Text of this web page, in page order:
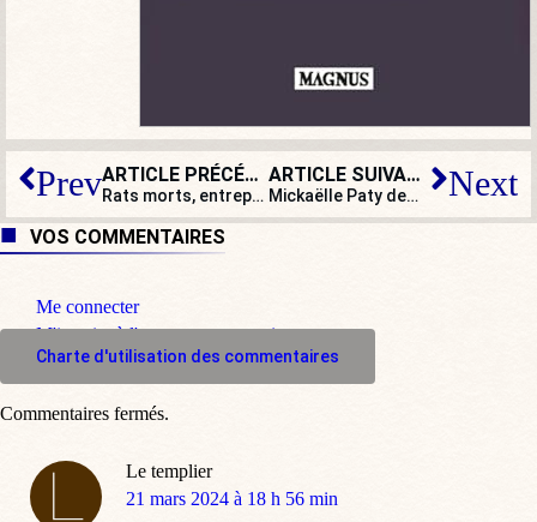
Prev ARTICLE PRÉCÉDENT
Rats morts, entrepôt en tôle et Placo® : des députés RN visitent les locaux de l’OFAST
ARTICLE SUIVANT
Mickaëlle Paty demande à l’État de reconnaître sa responsabilité dans la mort de Samuel Paty Next
VOS COMMENTAIRES
Me connecter
M'inscrire à l'espace commentaire
Charte d'utilisation des commentaires
Le templier
dit
21 mars 2024 à 18 h 56 min
Commentaires fermés.